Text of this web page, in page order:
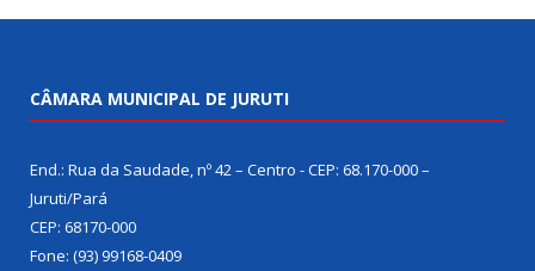
CÂMARA MUNICIPAL DE JURUTI
End.: Rua da Saudade, nº 42 – Centro - CEP: 68.170-000 –
Juruti/Pará
CEP: 68170-000
Fone: (93) 99168-0409